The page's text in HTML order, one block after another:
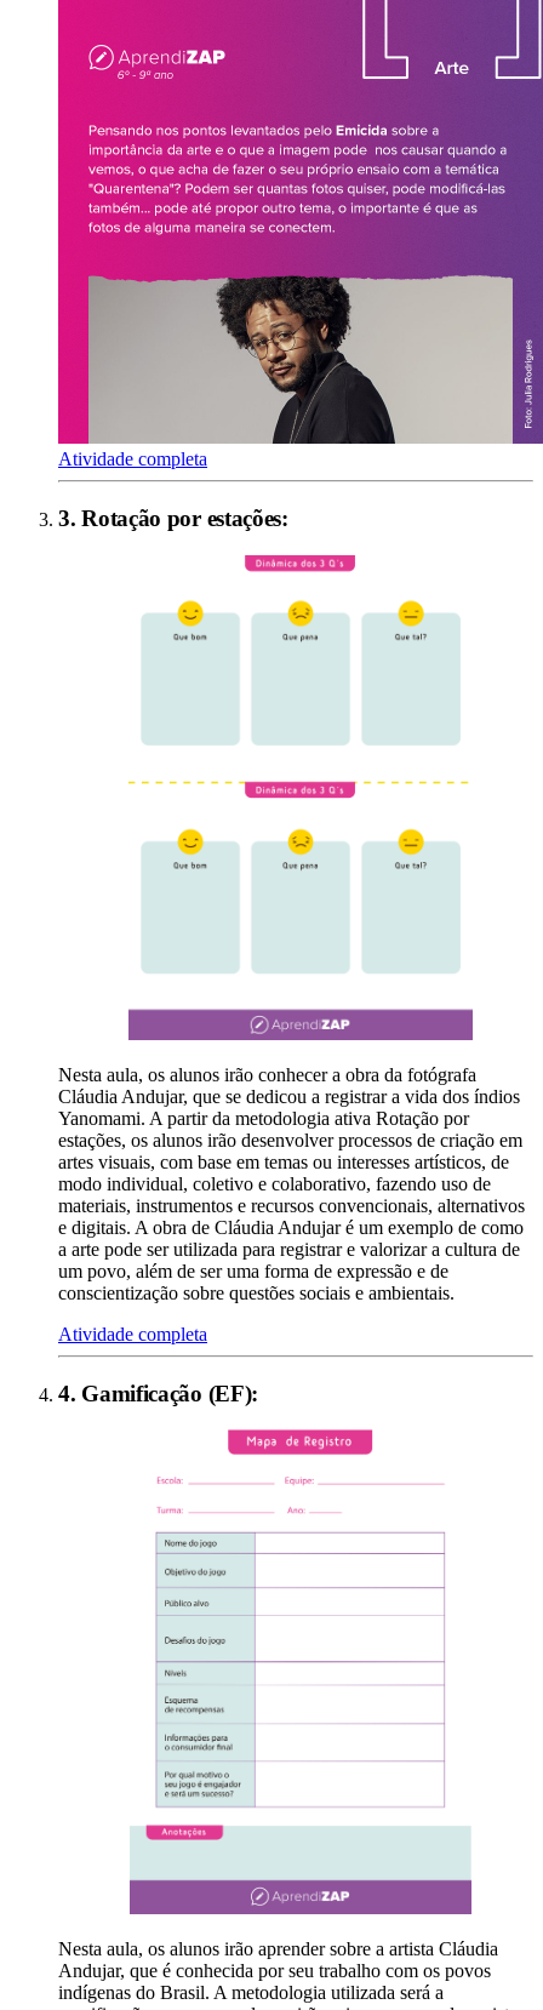
Atividade completa
3.Rotação por estações:
Nesta aula, os alunos irão conhecer a obra da fotógrafa
Cláudia Andujar, que se dedicou a registrar a vida dos índios
Yanomami. A partir da metodologia ativa Rotação por
estações, os alunos irão desenvolver processos de criação em
artes visuais, com base em temas ou interesses artísticos, de
modo individual, coletivo e colaborativo, fazendo uso de
materiais, instrumentos e recursos convencionais, alternativos
e digitais. A obra de Cláudia Andujar é um exemplo de como
a arte pode ser utilizada para registrar e valorizar a cultura de
um povo, além de ser uma forma de expressão e de
conscientização sobre questões sociais e ambientais.
Atividade completa
4. Gamificação (EF):
Nesta aula, os alunos irão aprender sobre a artista Cláudia
Andujar, que é conhecida por seu trabalho com os povos
indígenas do Brasil. A metodologia utilizada será a